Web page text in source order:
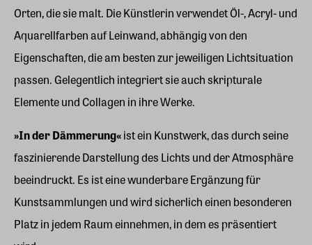
Orten, die sie malt. Die Künstlerin verwendet Öl-, Acryl- und
Aquarellfarben auf Leinwand, abhängig von den
Eigenschaften, die am besten zur jeweiligen Lichtsituation
passen. Gelegentlich integriert sie auch skripturale
Elemente und Collagen in ihre Werke.
»In der Dämmerung«ist ein Kunstwerk, das durch seine
faszinierende Darstellung des Lichts und der Atmosphäre
beeindruckt. Es ist eine wunderbare Ergänzung für
Kunstsammlungen und wird sicherlich einen besonderen
Platz in jedem Raum einnehmen, in dem es präsentiert